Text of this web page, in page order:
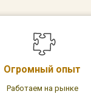
Огромный опыт
Работаем на рынке